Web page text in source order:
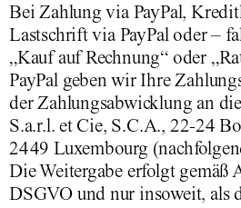
Bei Zahlung via PayPal,
Lastschrift via PayPal oder –
„Kauf auf Rechnung“ oder
PayPal geben wir Ihre
der Zahlungsabwicklung an
S.a.r.l. et Cie, S.C.A., 22-24
2449 Luxembourg
Die Weitergabe erfolgt gemäß
DSGVO und nur insoweit, als